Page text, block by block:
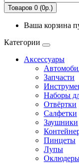
Товаров 0 (0р.)
Ваша корзина
Категории
Аксессуары
Запчасти
Наборы
Отвёртки
Салфетки
Заушники
Пинцеты
Лупы